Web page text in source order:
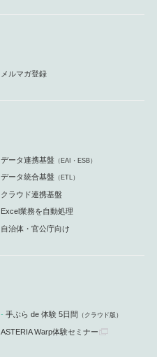
メルマガ登録
データ連携基盤 （EAI・ESB）
データ統合基盤 （ETL）
クラウド連携基盤
Excel業務を自動処理
自治体・官公庁向け
手ぶら de 体験 5日間 （クラウド版）
ASTERIA Warp体験セミナー